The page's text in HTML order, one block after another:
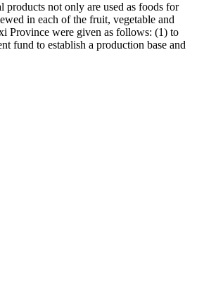
not only are used as foods for
in each of the fruit, vegetable and
Province were given as follows: (1) to
fund to establish a production base and